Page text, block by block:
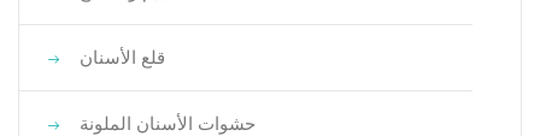
قلع الأسنان
حشوات الأسنان الملونة